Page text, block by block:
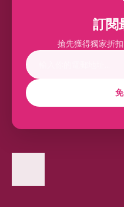
訂閱
搶先獲得獨家折